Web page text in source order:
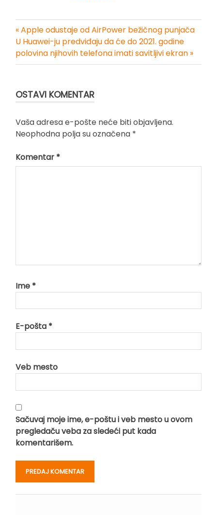
Kretanje
članka
« Apple odustaje od AirPower bežičnog punjača
U Huawei-ju predviđaju da će do 2021. godine
polovina njihovih telefona imati savitljivi ekran »
OSTAVI KOMENTAR
Vaša adresa e-pošte neće biti objavljena.
Neophodna polja su označena *
Komentar *
Ime *
E-pošta *
Veb mesto
Sačuvaj moje ime, e-poštu i veb mesto u ovom
pregledaču veba za sledeći put kada
komentarišem.